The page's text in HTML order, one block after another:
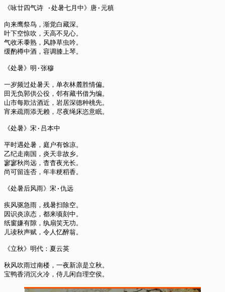
《咏廿四气诗 ·处暑七月中》唐·元稹
向来鹰祭鸟，渐觉白藏深。
叶下空惊吹，天高不见心。
气收禾黍熟，风静草虫吟。
缓酌樽中酒，容调膝上琴。
《处暑》明·张穆
一岁频过处暑天，单衣林麓胜情偏。
田无负郭供公役，邻有藏书借为编。
山市每欺沽酒近，岩居深德种桃先。
宵来疏雨添无赖，尽夜绳床恣意眠。
《处暑》宋·吕本中
平时遇处暑，庭户有馀凉。
乙纪走南国，炎天非故乡。
寥寥秋尚远，杳杳夜光长。
尚可留连否，年丰粳稻香。
《处暑后风雨》宋·仇远
疾风驱急雨，残暑扫除空。
因识炎凉态，都来顷刻中。
纸窗嫌有隙，纨扇笑无功。
儿读秋声赋，令人忆醉翁。
《立秋》明代：夏云英
秋风吹雨过南楼，一夜新凉是立秋。
宝鸭香消沉火冷，侍儿闲自理空侯。